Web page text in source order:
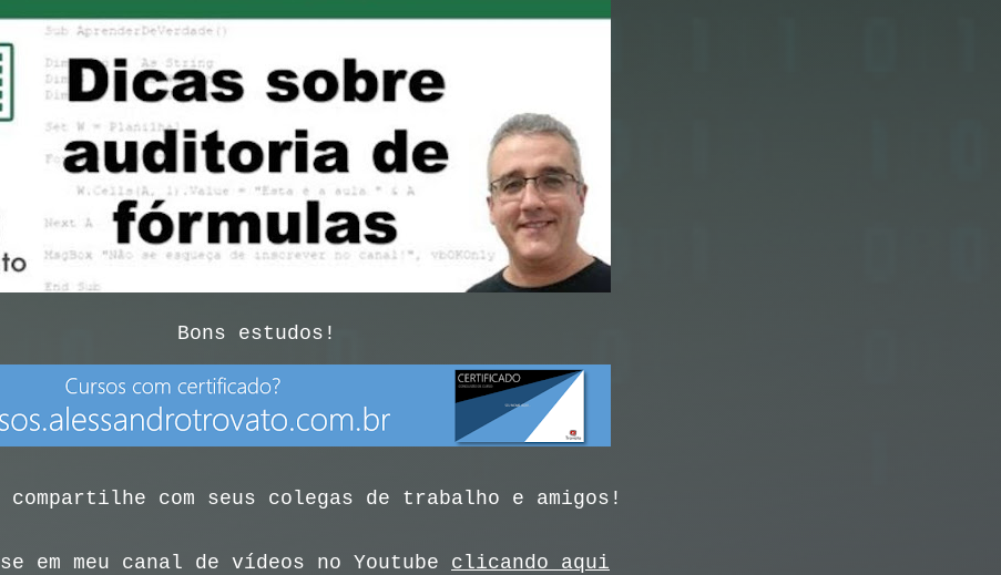
Bons estudos!
compartilhe com seus colegas de trabalho e amigos!
em meu canal de vídeos no Youtube clicando aqui